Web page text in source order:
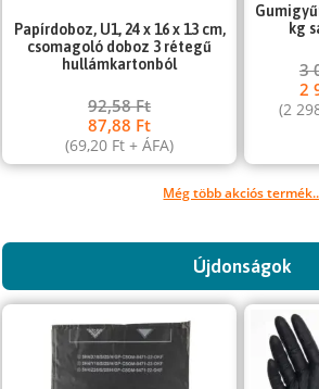
Papírdoboz, U1, 24 x 16 x 13 cm,
csomagoló doboz 3 rétegű
hullámkartonból
92,58Ft
87,88 Ft
(69,20 Ft + ÁFA)
kg
3
2
(2
Még több akciós
Újdonságok